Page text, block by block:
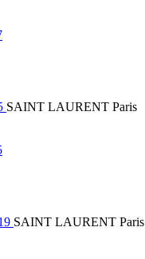
SAINT LAURENT Paris
SAINT LAURENT Paris